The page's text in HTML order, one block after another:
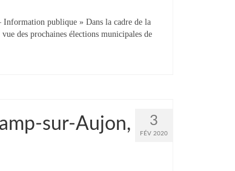
publique » Dans la cadre de la
des prochaines élections municipales de
3
FÉV 2020
sur-Aujon,